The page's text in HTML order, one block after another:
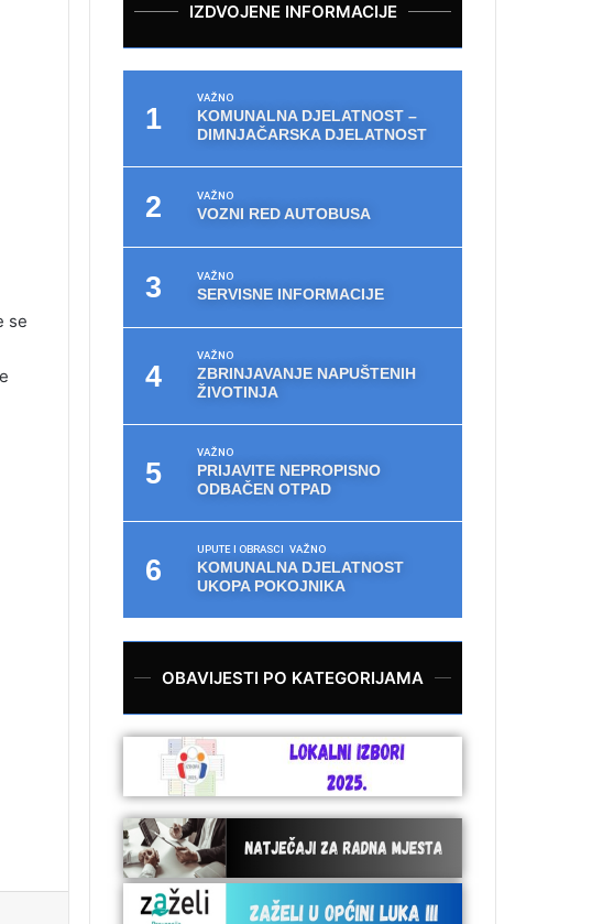
se
IZDVOJENE INFORMACIJE
VAŽNO
KOMUNALNA DJELATNOST –
DIMNJAČARSKA DJELATNOST
VAŽNO
VOZNI RED AUTOBUSA
VAŽNO
SERVISNE INFORMACIJE
VAŽNO
ZBRINJAVANJE NAPUŠTENIH
ŽIVOTINJA
VAŽNO
PRIJAVITE NEPROPISNO
ODBAČEN OTPAD
UPUTE I OBRASCI VAŽNO
KOMUNALNA DJELATNOST
UKOPA POKOJNIKA
OBAVIJESTI PO KATEGORIJAMA